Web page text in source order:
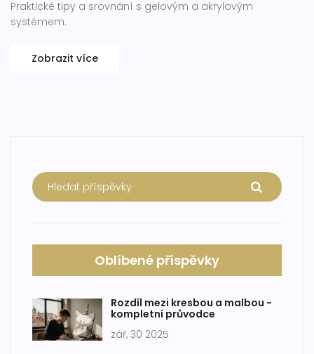
Praktické tipy a srovnání s gelovým a akrylovým
systémem.
Zobrazit více
Oblíbené příspěvky
Rozdíl mezi kresbou a malbou -
kompletní průvodce
zář, 30 2025